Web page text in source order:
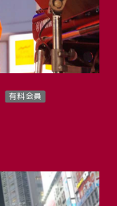
有料会員